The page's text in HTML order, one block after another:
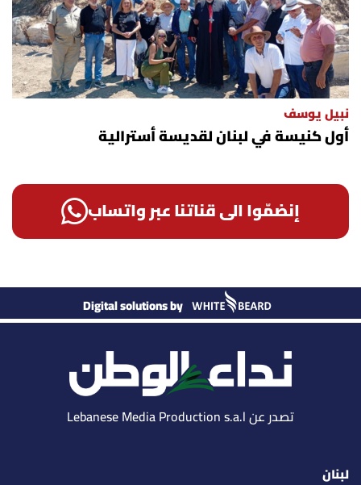
نبيل يوسف
أول كنيسة في لبنان لقديسة أسترالية
إنضمّوا الى قناتنا عبر واتساب
Digital solutions by
تصدر عن Lebanese Media Production s.a.l
لبنان